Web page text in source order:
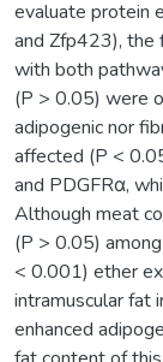
evaluate protein
and Zfp423), the
with both
(P > 0.05) were
adipogenic nor
affected (P <
and PDGFRα,
Although meat
(P > 0.05)
< 0.001) ether
intramuscular fat
enhanced